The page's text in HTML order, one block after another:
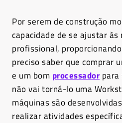
Por serem de construção
capacidade de se ajustar às
profissional,
preciso saber que comprar
e um bom processador
não vai torná-lo uma
máquinas são
realizar atividades